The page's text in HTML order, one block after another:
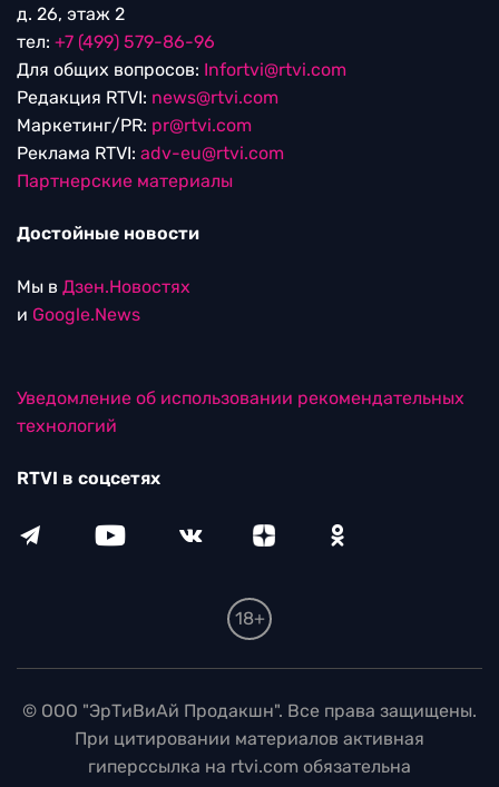
д. 26, этаж 2
тел: +7 (499) 579-86-96
Для общих вопросов: Infortvi@rtvi.com
Редакция RTVI: news@rtvi.com
Маркетинг/PR: pr@rtvi.com
Реклама RTVI: adv-eu@rtvi.com
Партнерские материалы
Достойные новости
Мы в Дзен.Новостях
и Google.News
Уведомление об использовании рекомендательных
технологий
RTVI в соцсетях
18+
© ООО "ЭрТиВиАй Продакшн". Все права защищены.
При цитировании материалов активная
гиперссылка на rtvi.com обязательна